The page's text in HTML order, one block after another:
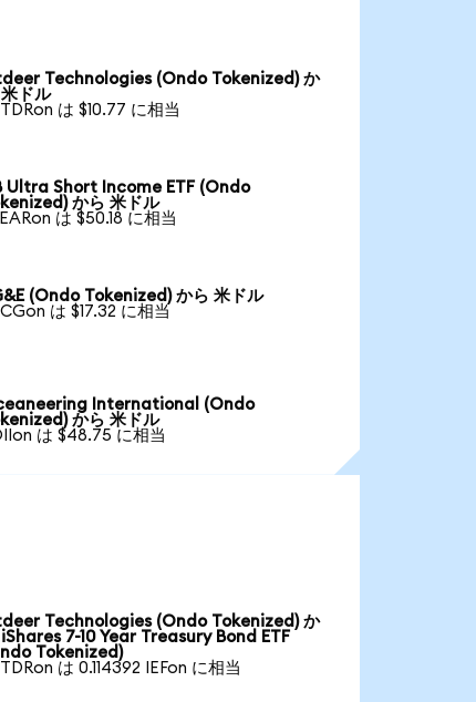
Technologies (Ondo Tokenized) か
ドル
は $10.77 に相当
Ultra Short Income ETF (Ondo
から 米ドル
は $50.18 に相当
(Ondo Tokenized) から 米ドル
は $17.32 に相当
International (Ondo
から 米ドル
は $48.75 に相当
Technologies (Ondo Tokenized) か
7-10 Year Treasury Bond ETF
Tokenized)
は 0.114392 IEFon に相当